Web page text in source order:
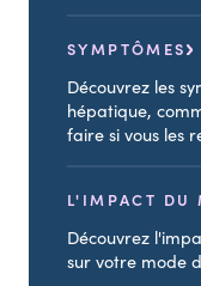
SYMPTÔMES
Découvrez les
hépatique,
faire si vous les
L'IMPACT DU
Découvrez
sur votre mode